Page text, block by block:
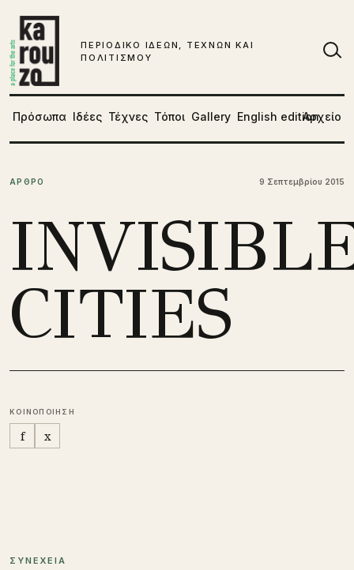
ΠΕΡΙΟΔΙΚΟ ΙΔΕΩΝ, ΤΕΧΝΩΝ ΚΑΙ
ΠΟΛΙΤΙΣΜΟΥ
Πρόσωπα Ιδέες Τέχνες Τόποι Gallery English editionΑρχείο
ΑΡΘΡΟ 9 Σεπτεμβρίου 2015
CITIES
ΚΟΙΝΟΠΟΙΗΣΗ
f x
ΣΥΝΕΧΕΙΑ